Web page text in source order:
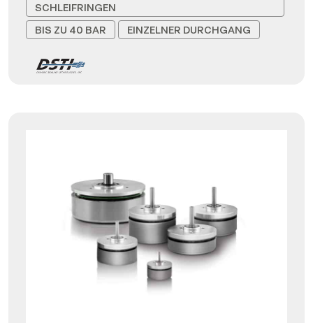
SCHLEIFRINGEN
BIS ZU 40 BAR
EINZELNER DURCHGANG